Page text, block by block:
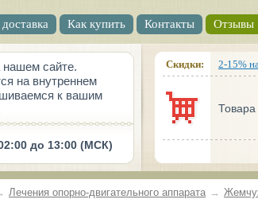
Как купить Контакты Отзывы
нашем сайте.
на внутреннем
к вашим
до 13:00 (МСК)
Скидки: 2-15%
Товара
Лечения опорно-двигательного аппарата →